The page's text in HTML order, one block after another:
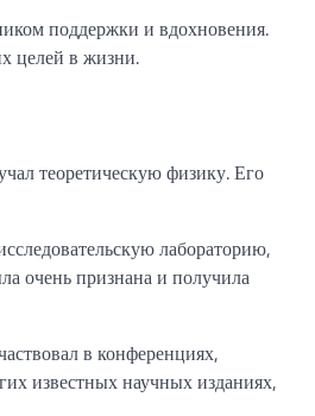
поддержки и вдохновения.
целей в жизни.
теоретическую физику. Его
лабораторию,
очень признана и получила
в конференциях,
известных научных изданиях,